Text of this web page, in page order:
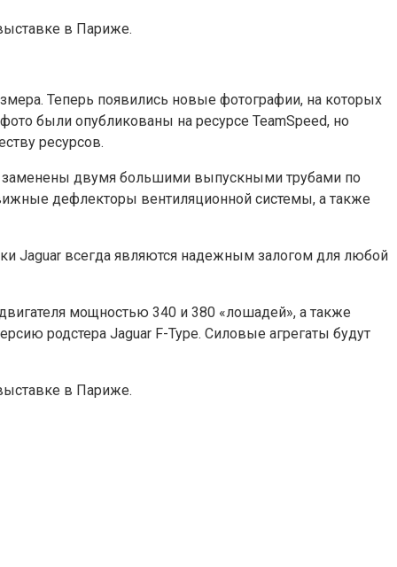
в Париже.
Теперь появились новые фотографии, на которых
были опубликованы на ресурсе TeamSpeed, но
ресурсов.
заменены двумя большими выпускными трубами по
дефлекторы вентиляционной системы, а также
Jaguar всегда являются надежным залогом для любой
мощностью 340 и 380 «лошадей», а также
родстера Jaguar F-Type. Силовые агрегаты будут
в Париже.